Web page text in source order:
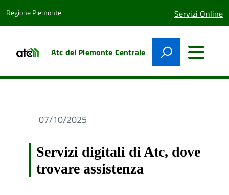
Regione Piemonte lingua
attiva:
Servizi Online
Atc del Piemonte Centrale
07/10/2025
Servizi digitali di Atc, dove
trovare assistenza